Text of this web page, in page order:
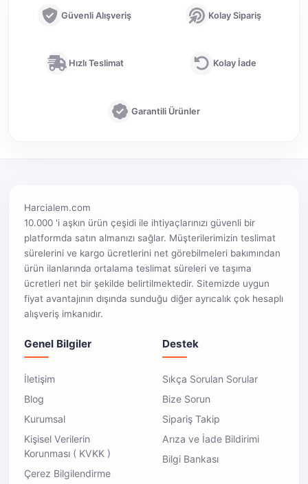
Güvenli Alışveriş Kolay Sipariş
Hızlı Teslimat Kolay İade
Garantili Ürünler
Harcialem.com
10.000 'i aşkın ürün çeşidi ile ihtiyaçlarınızı güvenli bir
platformda satın almanızı sağlar. Müşterilerimizin teslimat
sürelerini ve kargo ücretlerini net görebilmeleri bakımından
ürün ilanlarında ortalama teslimat süreleri ve taşıma
ücretleri net bir şekilde belirtilmektedir. Sitemizde uygun
fiyat avantajının dışında sunduğu diğer ayrıcalık çok hesaplı
alışveriş imkanıdır.
Genel Bilgiler
İletişim
Blog
Kurumsal
Kişisel Verilerin
Korunması ( KVKK )
Çerez Bilgilendirme
Destek
Sıkça Sorulan Sorular
Bize Sorun
Sipariş Takip
Arıza ve İade Bildirimi
Bilgi Bankası